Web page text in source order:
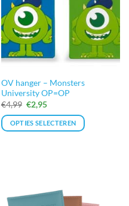
OV hanger – Monsters
University OP=OP
€4,99 Oorspronkelijke
prijs
was:
€4,99.
€2,95Huidige
is:
€2,95.
OPTIES SELECTEREN
variaties.